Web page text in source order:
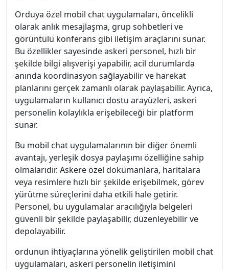
Orduya özel mobil chat uygulamaları, öncelikli
olarak anlık mesajlaşma, grup sohbetleri ve
görüntülü konferans gibi iletişim araçlarını sunar.
Bu özellikler sayesinde askeri personel, hızlı bir
şekilde bilgi alışverişi yapabilir, acil durumlarda
anında koordinasyon sağlayabilir ve harekat
planlarını gerçek zamanlı olarak paylaşabilir. Ayrıca,
uygulamaların kullanıcı dostu arayüzleri, askeri
personelin kolaylıkla erişebileceği bir platform
sunar.
Bu mobil chat uygulamalarının bir diğer önemli
avantajı, yerleşik dosya paylaşımı özelliğine sahip
olmalarıdır. Askere özel dokümanlara, haritalara
veya resimlere hızlı bir şekilde erişebilmek, görev
yürütme süreçlerini daha etkili hale getirir.
Personel, bu uygulamalar aracılığıyla belgeleri
güvenli bir şekilde paylaşabilir, düzenleyebilir ve
depolayabilir.
ordunun ihtiyaçlarına yönelik geliştirilen mobil chat
uygulamaları, askeri personelin iletişimini